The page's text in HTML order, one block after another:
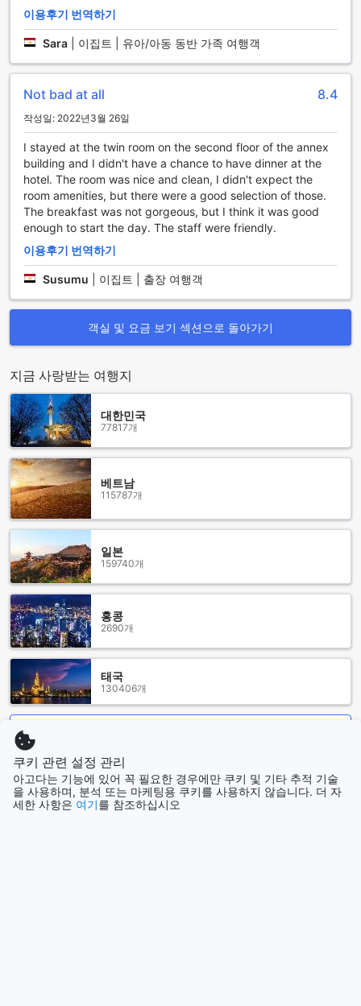
가족과 친구들과의 유쾌한 경쟁을 제공하며, 하이킹 트레일은
자연을 만끽하며 건강한 라이프스타일을 유지할 수 있는 기회
를 제공합니다. 마지막으로, 해변은 여유로운 휴식과 함께 다양
한 해양 스포츠를 즐길 수 있는 기회를 제공합니다.
헬난 오베르주 파이윰의 편리한 시설
헬난 오베르주 파이윰은 고객의 편리함을 최우선으로 생각하며
다양한 편의 시설을 제공합니다. 24시간 운영되는 룸서비스는
언제든지 고객의 요구에 맞춰 맛있는 식사를 제공하며, 바쁜 일
정을 가진 여행자에게는 세탁 서비스가 큰 도움이 됩니다. 또한,
객실 내에서 편안하게 시간을 보낼 수 있도록 매일 청소 서비스
가 제공되어 항상 청결한 환경을 유지합니다.
공공 구역에서는 무료 Wi-Fi를 이용할 수 있어, 여행 중에도 업
무를 보거나 소셜 미디어를 통해 소통할 수 있는 편리함을 제공
합니다. 안전한 여행을 위해 모든 객실에는 금고가 마련되어 있
어 귀중품을 안전하게 보관할 수 있습니다. 짐 보관 서비스와 신
길 수 있도록 도와줍니다. 헬난 오베르주 파이윰은 이러한 다양
한 편의 시설을 통해 고객에게 최고의 편안함과 만족을 제공합
니다.
헬난 오베르주 파이윰의 편리한 교통 시설
헬난 오베르주 파이윰은 고객의 편리한 이동을 위해 다양한 교
통 시설을 제공합니다. 호텔 내에서는 발렛 파킹 서비스가 제공
되어, 손님들은 차량을 직접 주차할 필요 없이 편리하게 체크인
할 수 있습니다. 또한, 호텔에는 넓은 주차 공간이 마련되어 있
어 자가용으로 방문하는 고객들도 안심하고 주차할 수 있습니
다. 단, 주차 요금이 부과되니 참고하시기 바랍니다.
더불어, 헬난 오베르주 파이윰은 택시 서비스와 티켓 서비스도
제공하여, 주변 관광지나 이동이 필요한 장소로의 접근이 용이
이동할 수 있으며, 티켓 서비스는 다양한 액티비티와 관광 명소
에 대한 정보를 제공하여 손님들이 더욱 풍성한 여행을 즐길 수
있도록 돕습니다. 이처럼 헬난 오베르주 파이윰은 고객의 편안
한 이동을 위해 최선을 다하고 있습니다.
헬난 오베르주 파이윰의 객실 시설
헬난 오베르주 파이윰의 객실은 편안함과 고급스러움을 동시에
제공합니다. 모든 객실에는 에어컨이 설치되어 있어 이집트의
더운 날씨 속에서도 시원하고 쾌적한 환경을 유지할 수 있습니
다. 아늑한 분위기를 더해주는 벽난로와 함께, 개인적인 공간에
있어 멋진 경치를 감상하며 휴식을 취하기에 안성맞춤입니다.
또한, 각 객실에는 미니 바가 구비되어 있어 언제든지 시원한 음
료를 즐길 수 있으며, 위성 및 케이블 TV를 통해 다양한 프로그
램을 감상할 수 있습니다. 필요한 경우 헤어 드라이어와 고급 세
면도구가 제공되어 편리함을 더하며, 블랙아웃 커튼과 고급 리
이용후기 번역하기
Sara 이집트 | 유아/아동 동반 가족 여행객
Not bad at all 8.4
작성일: 2022년3월 26일
I stayed at the twin room on the second floor of the annex
building and I didn't have a chance to have dinner at the
hotel. The room was nice and clean, I didn't expect the
room amenities, but there were a good selection of those.
The breakfast was not gorgeous, but I think it was good
enough to start the day. The staff were friendly.
이용후기 번역하기
Susumu 이집트 | 출장 여행객
객실 및 요금 보기 섹션으로 돌아가기
지금 사랑받는 여행지
대한민국
77817개
베트남
115787개
일본
159740개
홍콩
2690개
태국
130406개
인기 도시
쿠키 관련 설정 관리
아고다는 기능에 있어 꼭 필요한 경우에만 쿠키 및 기타 추적 기술
을 사용하며, 분석 또는 마케팅용 쿠키를 사용하지 않습니다. 더 자
세한 사항은 여기를 참조하십시오